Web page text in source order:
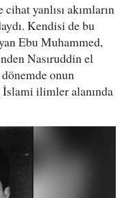
yanlısı akımların
Kendisi de bu
Ebu Muhammed,
Nasıruddin el
onun
İslami ilimler alanında